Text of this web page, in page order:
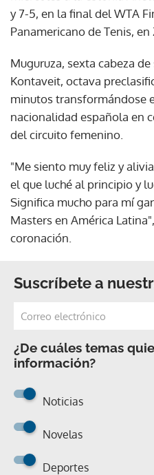
y 7-5, en la final del WTA
Panamericano de Tenis,
Muguruza, sexta cabeza
Kontaveit, octava
minutos transformándose
nacionalidad española en
del circuito femenino.
"Me siento muy feliz y
el que luché al principio y
Significa mucho para mí
Masters en América
coronación.
Suscríbete a
¿De cuáles temas
información?
Noticias
Novelas
Deportes